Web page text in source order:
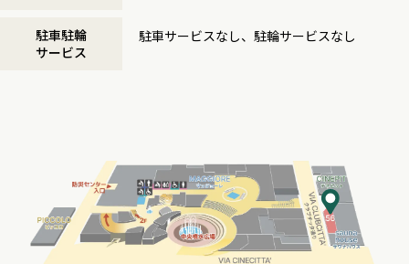
駐車駐輪
サービス
駐車サービスなし、駐輪サービスなし